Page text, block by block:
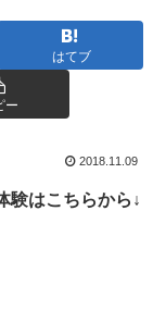
はてブ
ー
2018.11.09
験はこちらから↓